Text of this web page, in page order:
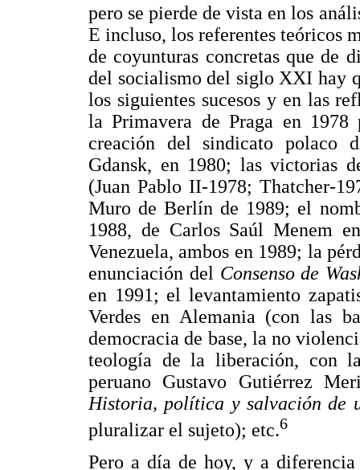
pero se pierde de vista en los
E incluso, los referentes teóricos
de coyunturas concretas que de
del socialismo del siglo XXI hay
los siguientes sucesos y en las
la Primavera de Praga en
creación del sindicato polaco
Gdansk, en 1980; las victorias
(Juan Pablo II-1978; Thatcher-
Muro de Berlín de 1989; el
1988, de Carlos Saúl Menem
Venezuela, ambos en 1989; la
enunciación del Consenso de
en 1991; el levantamiento
Verdes en Alemania (con las
democracia de base, la no
teología de la liberación, con
peruano Gustavo Gutiérrez
Historia, política y salvación de
pluralizar el sujeto); etc.6
Pero a día de hoy, y a